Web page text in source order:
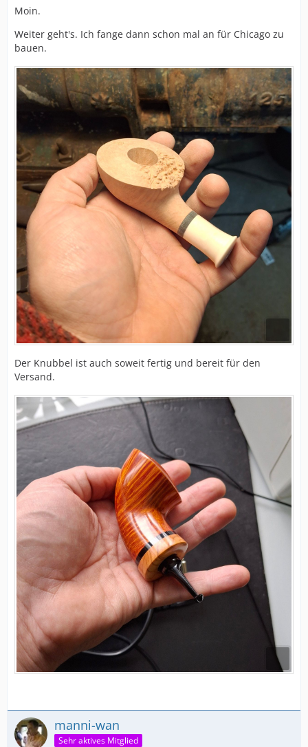
Moin.
Weiter geht's. Ich fange dann schon mal an für Chicago zu
bauen.
Der Knubbel ist auch soweit fertig und bereit für den
Versand.
manni-wan
Sehr aktives Mitglied